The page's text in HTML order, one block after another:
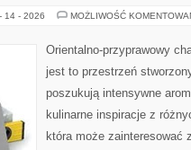
14 - 2026 MOŻLIWOŚĆ
Orientalno-przyprawowy
jest to przestrzeń
poszukują intensywne
kulinarne inspiracje z
która może zainteresować